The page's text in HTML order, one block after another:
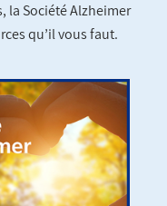
la Société Alzheimer
qu’il vous faut.